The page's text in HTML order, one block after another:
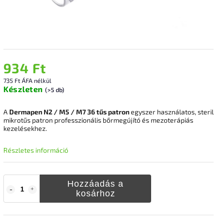
934 Ft
735 Ft ÁFA nélkül
Készleten (>5 db)
Hozzáadás a
kosárhoz
A Dermapen N2 / M5 / M7 36 tűs patronegyszer használatos, steril
mikrotűs patron professzionális bőrmegújító és mezoterápiás
kezelésekhez.
Részletes információ